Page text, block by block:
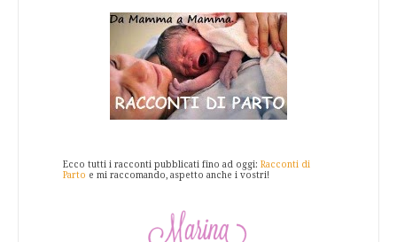
Ecco tutti i racconti pubblicati fino ad oggi: Racconti di
Parto e mi raccomando, aspetto anche i vostri!